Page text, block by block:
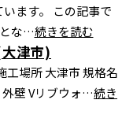
ます。 この記事で
な…続きを読む
津市)
工場所 大津市 規格名
外壁 Vリブウォ…続き